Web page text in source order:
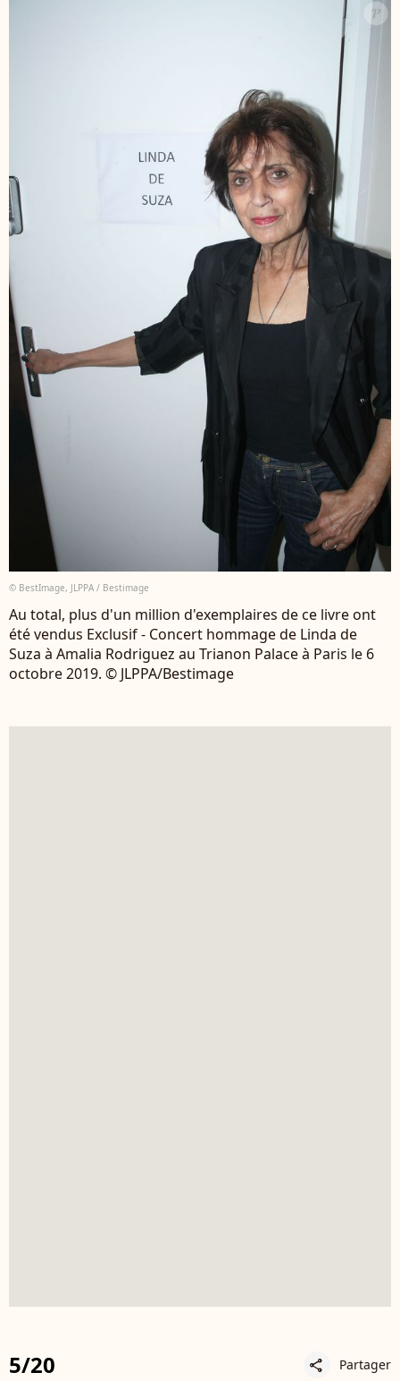
© BestImage, JLPPA / Bestimage
Au total, plus d'un million d'exemplaires de ce livre ont
été vendus Exclusif - Concert hommage de Linda de
Suza à Amalia Rodriguez au Trianon Palace à Paris le 6
octobre 2019. © JLPPA/Bestimage
5/20 share Partager